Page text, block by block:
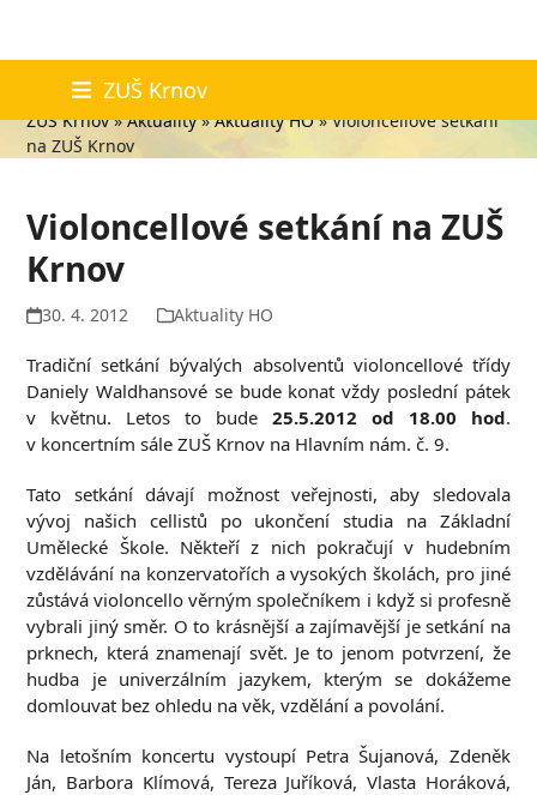
content
ZUŠ Krnov
Aktuality
ZUŠ Krnov»Aktuality»Aktuality HO»Violoncellové setkání
na ZUŠ Krnov
Violoncellové setkání na ZUŠ
Krnov
30. 4. 2012 Aktuality HO
Tradiční setkání bývalých absolventů violoncellové třídy
Daniely Waldhansové se bude konat vždy poslední pátek
v květnu. Letos to bude 25.5.2012 od 18.00 hod.
v koncertním sále ZUŠ Krnov na Hlavním nám. č. 9.
Tato setkání dávají možnost veřejnosti, aby sledovala
vývoj našich cellistů po ukončení studia na Základní
Umělecké Škole. Někteří z nich pokračují v hudebním
vzdělávání na konzervatořích a vysokých školách, pro jiné
zůstává violoncello věrným společníkem i když si profesně
vybrali jiný směr. O to krásnější a zajímavější je setkání na
prknech, která znamenají svět. Je to jenom potvrzení, že
hudba je univerzálním jazykem, kterým se dokážeme
domlouvat bez ohledu na věk, vzdělání a povolání.
Na letošním koncertu vystoupí Petra Šujanová, Zdeněk
Ján, Barbora Klímová, Tereza Juříková, Vlasta Horáková,